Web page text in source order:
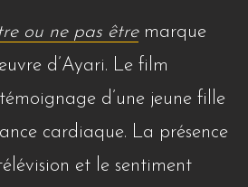
ou ne pas êtremarque
d’Ayari. Le film
d’une jeune fille
cardiaque. La présence
et le sentiment